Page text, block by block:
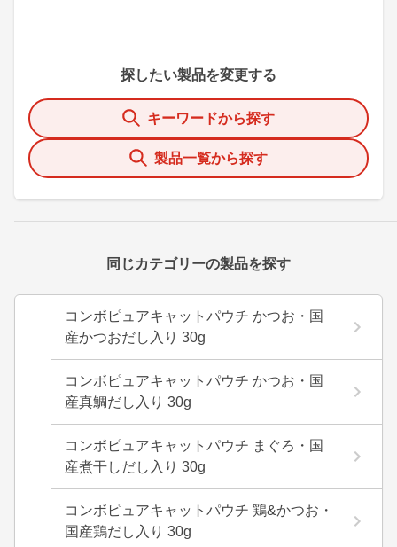
探したい製品を変更する
キーワードから探す
製品一覧から探す
同じカテゴリーの製品を探す
コンボピュアキャットパウチ かつお・国
産かつおだし入り 30g
コンボピュアキャットパウチ かつお・国
産真鯛だし入り 30g
コンボピュアキャットパウチ まぐろ・国
産煮干しだし入り 30g
コンボピュアキャットパウチ 鶏&かつお・
国産鶏だし入り 30g